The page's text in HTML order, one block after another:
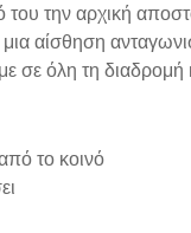
την αρχική
αίσθηση
σε όλη τη
το κοινό